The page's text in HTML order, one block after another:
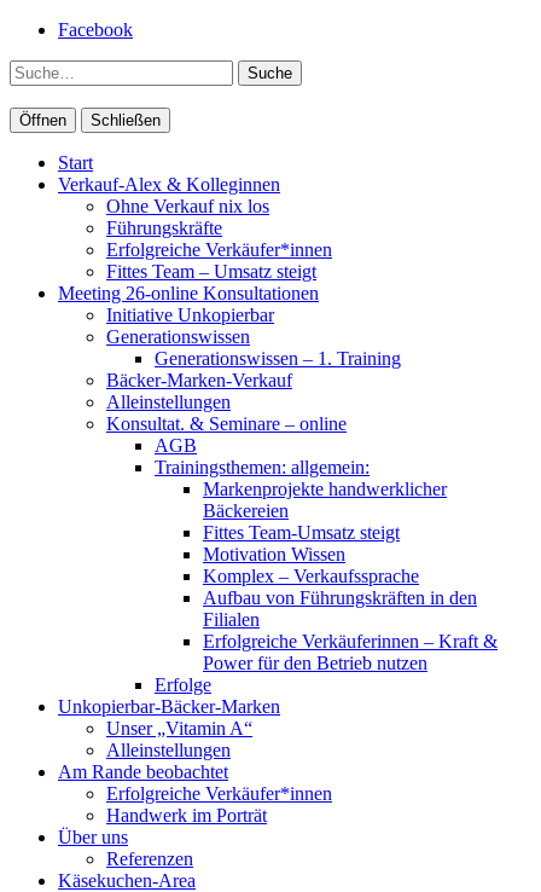
Facebook
Suche
Öffnen Schließen
Start
Verkauf-Alex & Kolleginnen
Ohne Verkauf nix los
Führungskräfte
Erfolgreiche Verkäufer*innen
Fittes Team – Umsatz steigt
Meeting 26-online Konsultationen
Initiative Unkopierbar
Generationswissen
Generationswissen – 1. Training
Bäcker-Marken-Verkauf
Alleinstellungen
Konsultat. & Seminare – online
AGB
Trainingsthemen: allgemein:
Markenprojekte handwerklicher
Bäckereien
Fittes Team-Umsatz steigt
Motivation Wissen
Komplex – Verkaufssprache
Aufbau von Führungskräften in den
Filialen
Erfolgreiche Verkäuferinnen – Kraft &
Power für den Betrieb nutzen
Erfolge
Unkopierbar-Bäcker-Marken
Unser „Vitamin A“
Alleinstellungen
Am Rande beobachtet
Erfolgreiche Verkäufer*innen
Handwerk im Porträt
Über uns
Referenzen
Käsekuchen-Area